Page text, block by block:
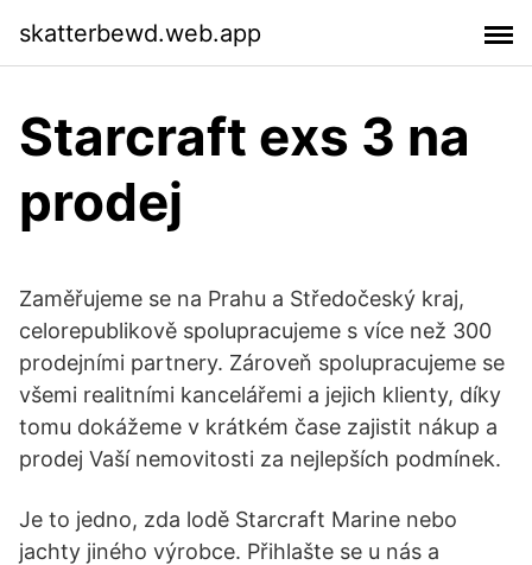
skatterbewd.web.app
Starcraft exs 3 na
prodej
Zaměřujeme se na Prahu a Středočeský kraj,
celorepublikově spolupracujeme s více než 300
prodejními partnery. Zároveň spolupracujeme se
všemi realitními kancelářemi a jejich klienty, díky
tomu dokážeme v krátkém čase zajistit nákup a
prodej Vaší nemovitosti za nejlepších podmínek.
Je to jedno, zda lodě Starcraft Marine nebo
jachty jiného výrobce. Přihlašte se u nás a